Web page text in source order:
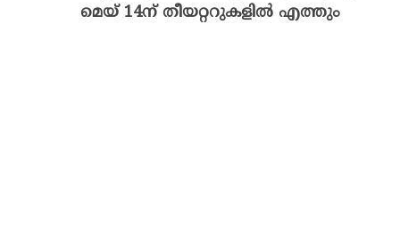
മെയ് 14ന് തീയറ്ററുകളിൽ എത്തും